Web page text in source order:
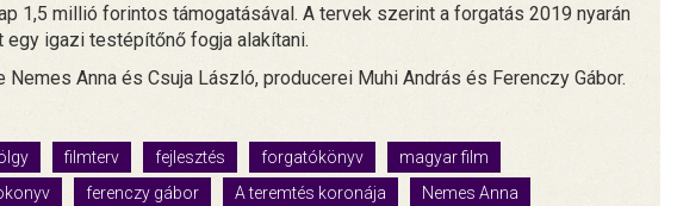
1,5 millió forintos támogatásával. A tervek szerint a forgatás 2019 nyarán
igazi testépítőnő fogja alakítani.
Anna és Csuja László, producerei Muhi András és Ferenczy Gábor.
filmterv fejlesztés forgatókönyv
magyar film
ferenczy gábor A teremtés koronája Nemes Anna